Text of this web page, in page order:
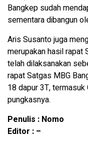
Bangkep sudah
sementara dibangun
Aris Susanto juga
merupakan hasil rapat
telah dilaksanakan
rapat Satgas MBG
18 dapur 3T, termasuk
pungkasnya.
Penulis : Nomo
Editor : –